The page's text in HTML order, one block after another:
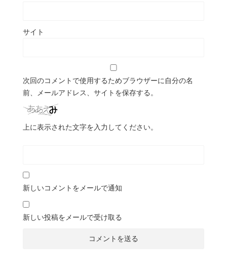
サイト
次回のコメントで使用するためブラウザーに自分の名
前、メールアドレス、サイトを保存する。
上に表示された文字を入力してください。
新しいコメントをメールで通知
新しい投稿をメールで受け取る